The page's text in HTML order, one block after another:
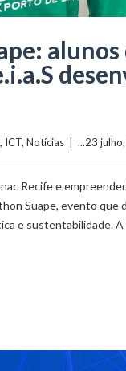
, ICT, Notícias
|  ...23
Recife e
Suape, evento
e sustentabilidade.